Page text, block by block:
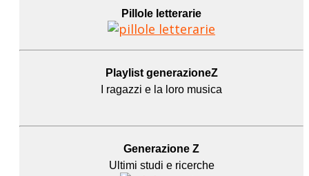
Pillole letterarie
Playlist generazioneZ
I ragazzi e la loro musica
Generazione Z
Ultimi studi e ricerche